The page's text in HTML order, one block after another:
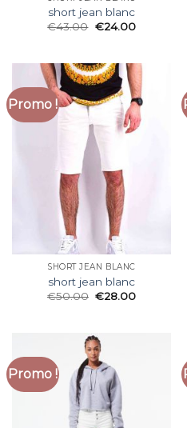
short jean blanc
€43.00 €24.00
Promo !
SHORT JEAN BLANC
short jean blanc
€50.00 €28.00
Promo !